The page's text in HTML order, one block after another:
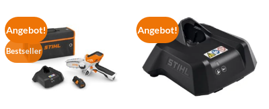
Angebot!
Bestseller
Angebot!